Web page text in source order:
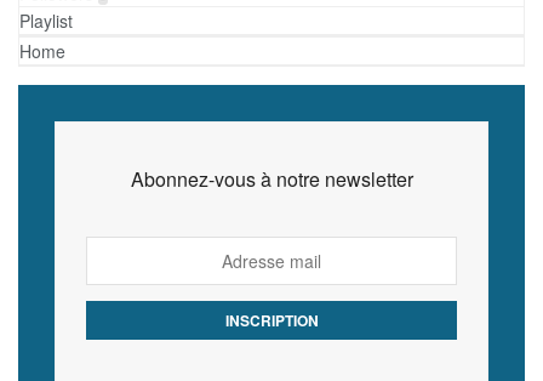
Playlist
Home
Abonnez-vous à notre newsletter